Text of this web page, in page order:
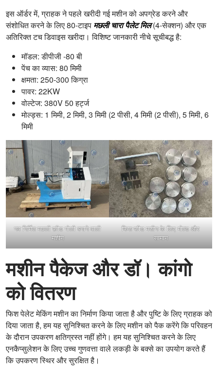
इस ऑर्डर में, ग्राहक ने पहले खरीदी गई मशीन को अपग्रेड करने और
संशोधित करने के लिए 80-टाइप मछली चारा पैलेट मिल(4-सेक्शन) और एक
अतिरिक्त टच डिवाइस खरीदा। विशिष्ट जानकारी नीचे सूचीबद्ध है:
मॉडल: डीपीजी -80 बी
पेंच का व्यास: 80 मिमी
क्षमता: 250-300 किग्रा
पावर: 22KW
वोल्टेज: 380V 50 हर्ट्ज
मोल्ड्स: 1 मिमी, 2 मिमी, 3 मिमी (2 पीसी, 4 मिमी (2 पीसी), 5 मिमी, 6
मिमी
नव निर्मित मछली फ़ीड गोली बनाने वाली
मशीन
फिश फीड मशीन के लिए मोल्ड और
सामान
मशीन पैकेज और डॉ। कांगो
को वितरण
फिश पेलेट मेकिंग मशीन का निर्माण किया जाता है और पुष्टि के लिए ग्राहक को
दिया जाता है, हम यह सुनिश्चित करने के लिए मशीन को पैक करेंगे कि परिवहन
के दौरान उपकरण क्षतिग्रस्त नहीं होंगे। हम यह सुनिश्चित करने के लिए
एनकैप्सुलेशन के लिए उच्च गुणवत्ता वाले लकड़ी के बक्से का उपयोग करते हैं
कि उपकरण स्थिर और सुरक्षित है।